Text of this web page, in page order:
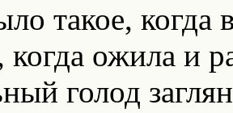
такое, когда
ожила и
голод